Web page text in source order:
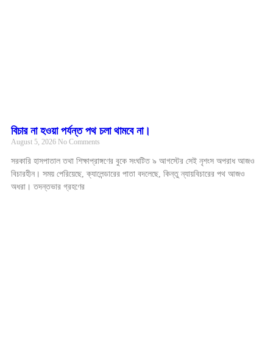
বিচার না হওয়া পর্যন্ত পথ চলা থামবে না।
August 5, 2026 No Comments
সরকারি হাসপাতাল তথা শিক্ষাপ্রাঙ্গণের বুকে সংঘটিত ৯ আগস্টের সেই নৃশংস অপরাধ আজও
বিচারহীন। সময় পেরিয়েছে, ক্যালেন্ডারের পাতা বদলেছে, কিন্তু ন্যায়বিচারের পথ আজও
অধরা। তদন্তভার গ্রহণের